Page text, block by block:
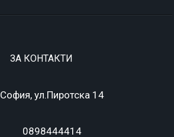
ЗА КОНТАКТИ
София, ул.Пиротска 14
0898444414